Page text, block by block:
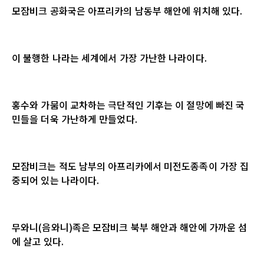
모잠비크 공화국은 아프리카의 남동부 해안에 위치해 있다.
이 불행한 나라는 세계에서 가장 가난한 나라이다.
홍수와 가뭄이 교차하는 극단적인 기후는 이 절망에 빠진 국
민들을 더욱 가난하게 만들었다.
모잠비크는 적도 남부의 아프리카에서 미전도종족이 가장 집
중되어 있는 나라이다.
무와니(음와니)족은 모잠비크 북부 해안과 해안에 가까운 섬
에 살고 있다.